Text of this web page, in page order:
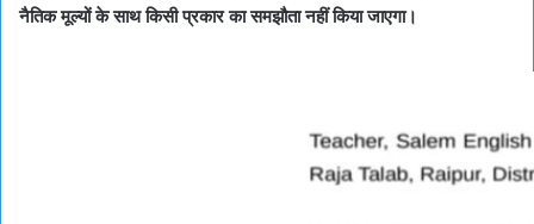
नैतिक मूल्यों के साथ किसी प्रकार का समझौता नहीं किया जाएगा।